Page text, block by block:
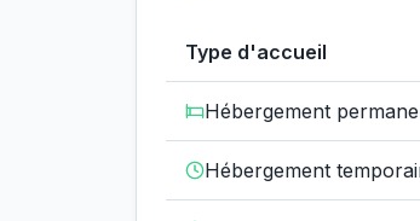
Type d'accueil
Hébergement
Hébergement